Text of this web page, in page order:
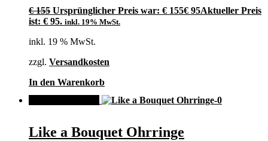
€155 Ursprünglicher Preis war: € 155€ 95Aktueller Preis
ist: € 95. inkl. 19% MwSt.
inkl. 19 % MwSt.
zzgl. Versandkosten
In den Warenkorb
Like a Bouquet Ohrringe